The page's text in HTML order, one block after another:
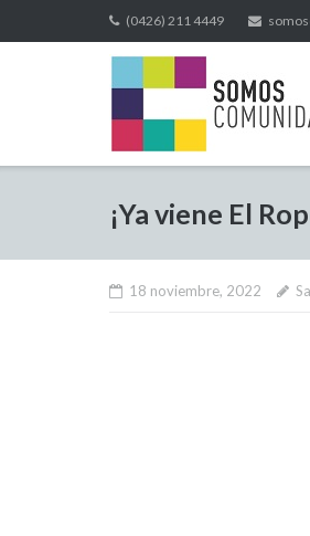
(0426) 211 4449
¡Ya viene El
18 noviembre, 2022